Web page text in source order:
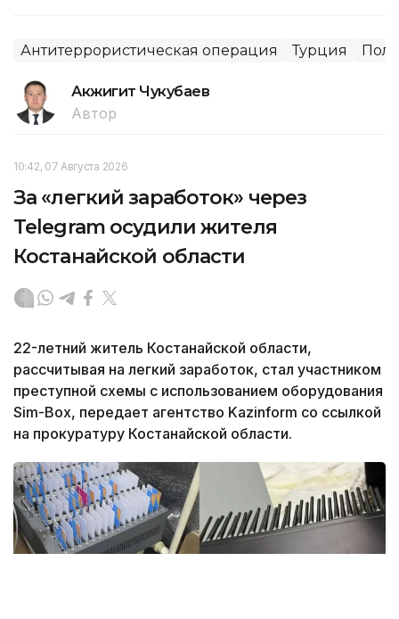
Антитеррористическая операция Турция
Акжигит Чукубаев
Автор
10:42, 07 Августа 2026
За «легкий заработок» через
Telegram осудили жителя
Костанайской области
22-летний житель Костанайской области,
рассчитывая на легкий заработок, стал участником
преступной схемы с использованием оборудования
Sim-Box, передает агентство Kazinform со ссылкой
на прокуратуру Костанайской области.